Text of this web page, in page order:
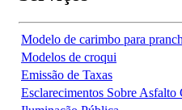
Modelo de carimbo para
Modelos de croqui
Emissão de Taxas
Esclarecimentos Sobre Asfalto